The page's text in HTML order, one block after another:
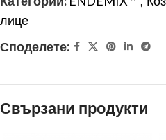
лице
Споделете:
Свързани продукти